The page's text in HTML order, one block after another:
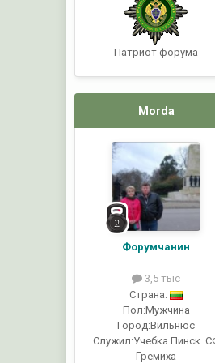
Патриот форума
Morda
Форумчанин
3,5 тыс
Страна:
Пол:Мужчина
Город:Вильнюс
Служил:Учебка Пинск.
Гремиха